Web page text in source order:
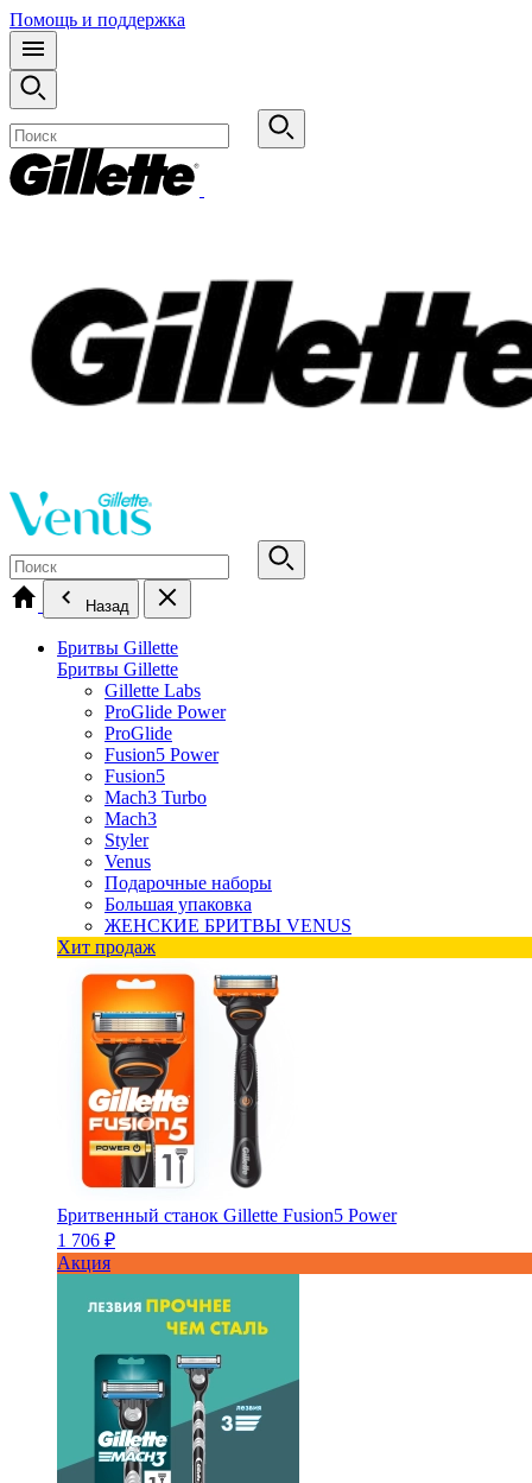
Помощь и поддержка
Назад
Бритвы Gillette
Бритвы Gillette
Gillette Labs
ProGlide Power
ProGlide
Fusion5 Power
Fusion5
Mach3 Turbo
Mach3
Styler
Venus
Подарочные наборы
Большая упаковка
ЖЕНСКИЕ БРИТВЫ VENUS
Хит продаж
Бритвенный станок Gillette Fusion5 Power
1 706 ₽
Акция